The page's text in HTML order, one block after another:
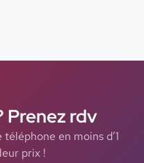
Prenez rdv
en moins d’1
prix !